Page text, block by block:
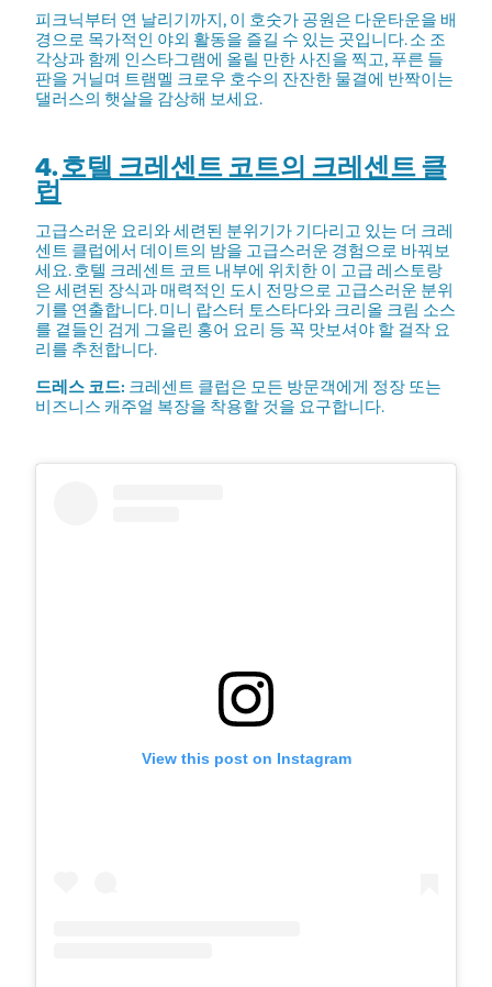
피크닉부터 연 날리기까지, 이 호숫가 공원은 다운타운을 배
경으로 목가적인 야외 활동을 즐길 수 있는 곳입니다. 소 조
각상과 함께 인스타그램에 올릴 만한 사진을 찍고, 푸른 들
판을 거닐며 트램멜 크로우 호수의 잔잔한 물결에 반짝이는
댈러스의 햇살을 감상해 보세요.
4.호텔 크레센트 코트의 크레센트 클
럽
고급스러운 요리와 세련된 분위기가 기다리고 있는 더 크레
센트 클럽에서 데이트의 밤을 고급스러운 경험으로 바꿔보
세요. 호텔 크레센트 코트 내부에 위치한 이 고급 레스토랑
은 세련된 장식과 매력적인 도시 전망으로 고급스러운 분위
기를 연출합니다. 미니 랍스터 토스타다와 크리올 크림 소스
를 곁들인 검게 그을린 홍어 요리 등 꼭 맛보셔야 할 걸작 요
리를 추천합니다.
드레스 코드: 크레센트 클럽은 모든 방문객에게 정장 또는
비즈니스 캐주얼 복장을 착용할 것을 요구합니다.
View this post on Instagram